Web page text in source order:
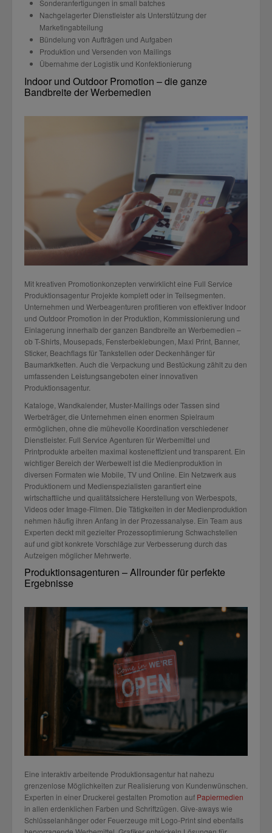
Sonderanfertigungen in small batches
Nachgelagerter Dienstleister als Unterstützung der
Marketingabteilung
Bündelung von Aufträgen und Aufgaben
Produktion und Versenden von Mailings
Übernahme der Logistik und Konfektionierung
Indoor und Outdoor Promotion – die ganze
Bandbreite der Werbemedien
Mit kreativen Promotionkonzepten verwirklicht eine Full Service
Produktionsagentur Projekte komplett oder in Teilsegmenten.
Unternehmen und Werbeagenturen profitieren von effektiver Indoor
und Outdoor Promotion in der Produktion, Kommissionierung und
Einlagerung innerhalb der ganzen Bandbreite an Werbemedien –
ob T-Shirts, Mousepads, Fensterbeklebungen, Maxi Print, Banner,
Sticker, Beachflags für Tankstellen oder Deckenhänger für
Baumarktketten. Auch die Verpackung und Bestückung zählt zu den
umfassenden Leistungsangeboten einer innovativen
Produktionsagentur.
Kataloge, Wandkalender, Muster-Mailings oder Tassen sind
Werbeträger, die Unternehmen einen enormen Spielraum
ermöglichen, ohne die mühevolle Koordination verschiedener
Dienstleister. Full Service Agenturen für Werbemittel und
Printprodukte arbeiten maximal kosteneffizient und transparent. Ein
wichtiger Bereich der Werbewelt ist die Medienproduktion in
diversen Formaten wie Mobile, TV und Online. Ein Netzwerk aus
Produktionern und Medienspezialisten garantiert eine
wirtschaftliche und qualitätssichere Herstellung von Werbespots,
Videos oder Image-Filmen. Die Tätigkeiten in der Medienproduktion
nehmen häufig ihren Anfang in der Prozessanalyse. Ein Team aus
Experten deckt mit gezielter Prozessoptimierung Schwachstellen
auf und gibt konkrete Vorschläge zur Verbesserung durch das
Aufzeigen möglicher Mehrwerte.
Produktionsagenturen – Allrounder für perfekte
Ergebnisse
Eine interaktiv arbeitende Produktionsagentur hat nahezu
grenzenlose Möglichkeiten zur Realisierung von Kundenwünschen.
Experten in einer Druckerei gestalten Promotion auf Papiermedien
in allen erdenklichen Farben und Schriftzügen. Give-aways wie
Schlüsselanhänger oder Feuerzeuge mit Logo-Print sind ebenfalls